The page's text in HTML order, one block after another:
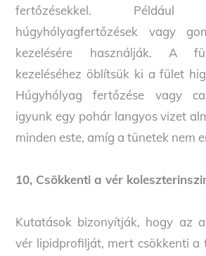
fertőzésekkel. Például
húgyhólyagfertőzések vagy
kezelésére használják. A
kezeléséhez öblítsük ki a fület
Húgyhólyag fertőzése vagy
igyunk egy pohár langyos vizet
minden este, amíg a tünetek nem
10, Csökkenti a vér
Kutatások bizonyítják, hogy az
vér lipidprofilját, mert csökkenti a